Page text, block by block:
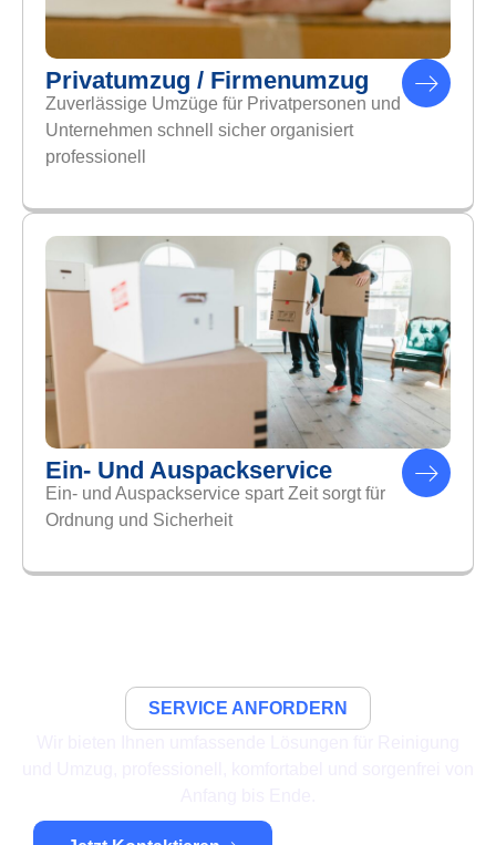
Privatumzug / Firmenumzug
Zuverlässige Umzüge für Privatpersonen und
Unternehmen schnell sicher organisiert
professionell
Ein- Und Auspackservice
Ein- und Auspackservice spart Zeit sorgt für
Ordnung und Sicherheit
SERVICE ANFORDERN